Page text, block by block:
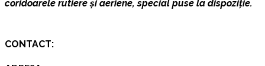
coridoarele rutiere și aeriene, special puse la dispoziție.
CONTACT: